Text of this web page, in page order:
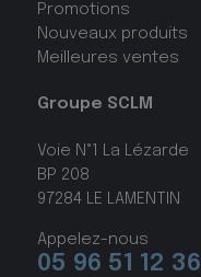
Promotions
Nouveaux produits
Meilleures ventes
Groupe SCLM
Voie N°1 La Lézarde
BP 208
97284 LE LAMENTIN
Appelez-nous
05 96 51 12 36